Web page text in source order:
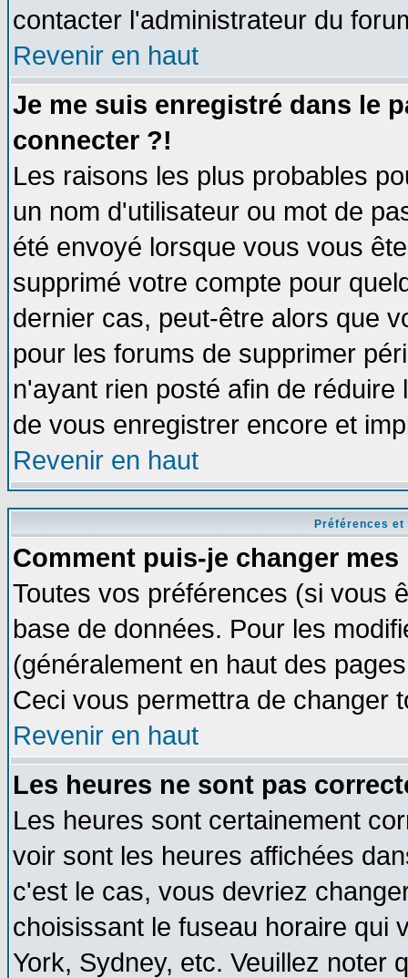
contacter l'administrateur du
Revenir en haut
Je me suis enregistré dans le
connecter ?!
Les raisons les plus probables
un nom d'utilisateur ou mot de
été envoyé lorsque vous vous
supprimé votre compte pour
dernier cas, peut-être alors que
pour les forums de supprimer
n'ayant rien posté afin de
de vous enregistrer encore et
Revenir en haut
Préférences
Comment puis-je changer mes
Toutes vos préférences (si vous
base de données. Pour les
(généralement en haut des
Ceci vous permettra de changer
Revenir en haut
Les heures ne sont pas
Les heures sont certainement
voir sont les heures affichées
c'est le cas, vous devriez
choisissant le fuseau horaire qui
York, Sydney, etc. Veuillez noter